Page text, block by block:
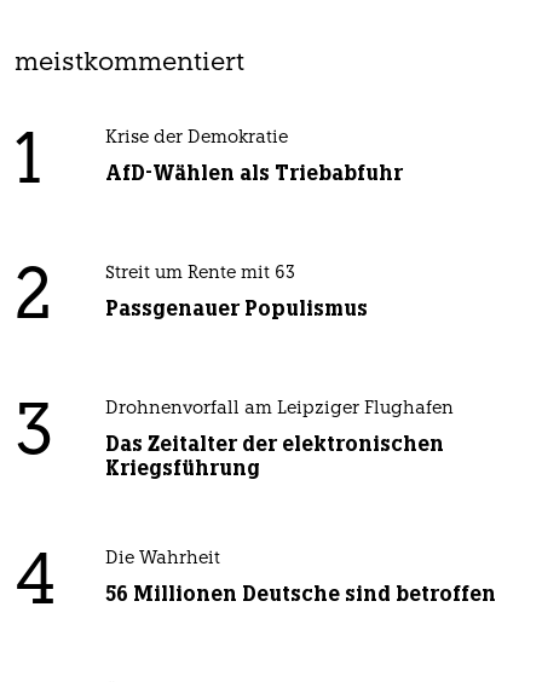
meistkommentiert
1 Krise der Demokratie
AfD-Wählen als Triebabfuhr
2 Streit um Rente mit 63
Passgenauer Populismus
3 Drohnenvorfall am Leipziger Flughafen
Das Zeitalter der elektronischen
Kriegsführung
4 Die Wahrheit
56 Millionen Deutsche sind betroffen